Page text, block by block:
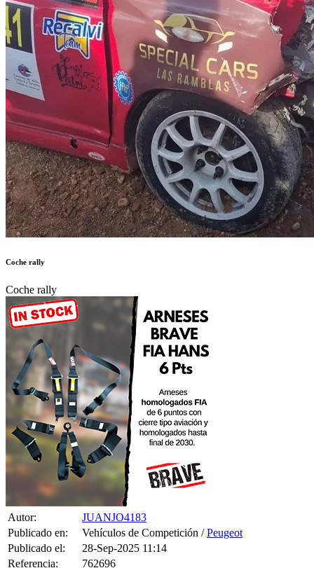
JUANJO4183
Publicado en:
Vehículos de Competición /
Publicado el:
28-Sep-2025 11:14
Referencia:
762696
Visualizaciones:
4393